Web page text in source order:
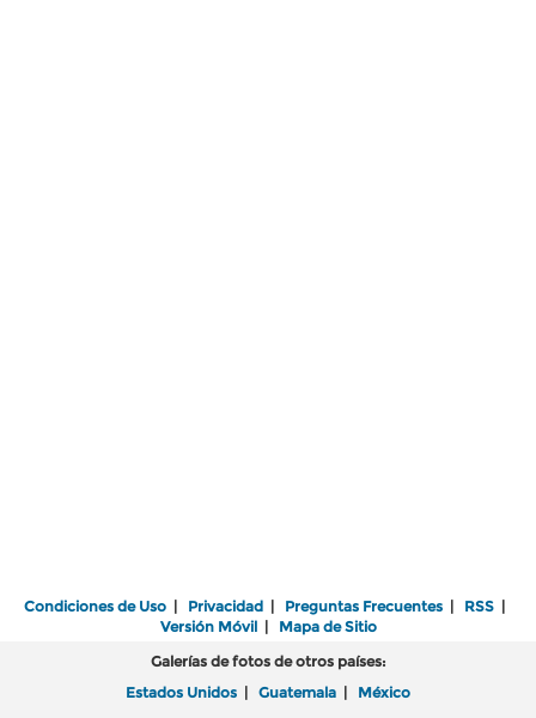
Condiciones de Uso | Privacidad | Preguntas Frecuentes | RSS |
Versión Móvil| Mapa de Sitio
Galerías de fotos de otros países:
Estados Unidos | Guatemala | México